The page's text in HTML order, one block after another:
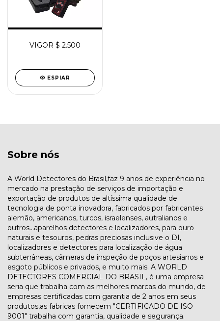
VIGOR $ 2.500
ESPIAR
Sobre nós
A World Detectores do Brasil,faz 9 anos de experiência no
mercado na prestação de serviços de importação e
exportação de produtos de altíssima qualidade de
tecnologia de ponta inovadora, fabricados por fabricantes
alemão, americanos, turcos, israelenses, autralianos e
outros...aparelhos detectores e localizadores, para ouro
naturais e tesouros, pedras preciosas inclusive o DI,
localizadores e detectores para localização de água
subterrâneas, câmeras de inspeção de poços artesianos e
esgoto públicos e privados, e muito mais. A WORLD
DETECTORES COMERCIAL DO BRASIL, é uma empresa
seria que trabalha com as melhores marcas do mundo, de
empresas certificadas com garantia de 2 anos em seus
produtos,as fabricas fornecem "CERTIFICADO DE ISO
9001" trabalha com garantia, qualidade e segurança.